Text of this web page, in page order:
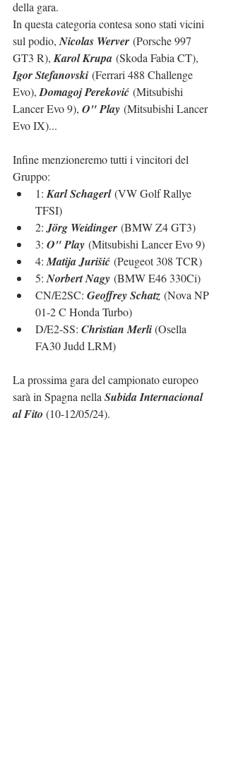
della gara.
In questa categoria contesa sono stati vicini
sul podio, Nicolas Werver (Porsche 997
GT3 R), Karol Krupa (Skoda Fabia CT),
Igor Stefanovski (Ferrari 488 Challenge
Evo), Domagoj Pereković (Mitsubishi
Lancer Evo 9), O" Play (Mitsubishi Lancer
Evo IX)...
Infine menzioneremo tutti i vincitori del
Gruppo:
1: Karl Schagerl (VW Golf Rallye
TFSI)
2: Jörg Weidinger (BMW Z4 GT3)
3: O" Play (Mitsubishi Lancer Evo 9)
4: Matija Jurišić (Peugeot 308 TCR)
5: Norbert Nagy (BMW E46 330Ci)
CN/E2SC: Geoffrey Schatz (Nova NP
01-2 C Honda Turbo)
D/E2-SS: Christian Merli (Osella
FA30 Judd LRM)
La prossima gara del campionato europeo
sarà in Spagna nella Subida Internacional
al Fito (10-12/05/24).